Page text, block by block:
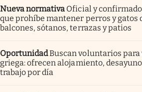
Nueva normativa Oficial y
que prohíbe mantener perros y gatos
balcones, sótanos, terrazas y patios
OportunidadBuscan voluntarios
griega: ofrecen alojamiento,
trabajo por día